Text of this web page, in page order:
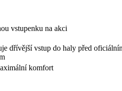
vstupenku na akci
dřívější vstup do haly před
komfort